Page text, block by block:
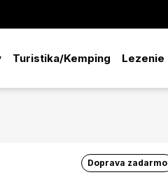
Turistika/Kemping Lezenie
Doprava zadarmo